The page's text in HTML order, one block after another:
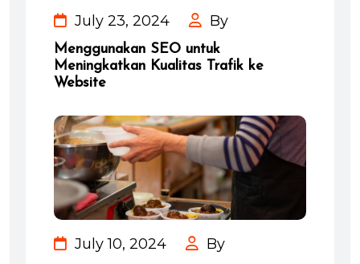
July 23, 2024 By
Menggunakan SEO untuk
Meningkatkan Kualitas Trafik ke
Website
July 10, 2024 By